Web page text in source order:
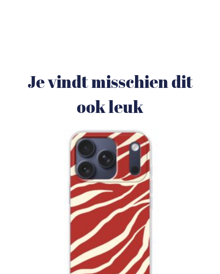
Je vindt misschien dit
ook leuk